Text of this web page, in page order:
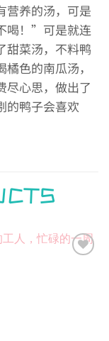
营养的汤，可是
喝！”可是就连
甜菜汤，不料鸭
色的南瓜汤，
尽心思，做出了
的鸭子会喜欢